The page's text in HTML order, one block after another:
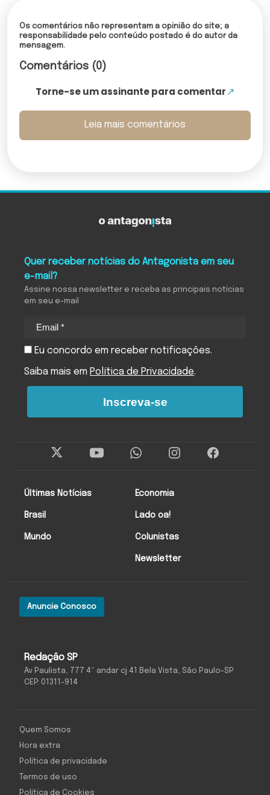
Os comentários não representam a opinião do site; a
responsabilidade pelo conteúdo postado é do autor da
mensagem.
Comentários (0)
Torne-se um assinante para comentar
Leia mais comentários
Redação SP
Av Paulista, 777 4º andar cj 41 Bela Vista, São Paulo-SP
CEP: 01311-914
Anuncie Conosco
Últimas Notícias
Brasil
Mundo
Economia
Lado oa!
Colunistas
Newsletter
Quer receber notícias do Antagonista em seu
e-mail?
Assine nossa newsletter e receba as principais notícias
em seu e-mail
Eu concordo em receber notificações.
Saiba mais em Política de Privacidade.
Inscreva-se
Quem Somos
Hora extra
Política de privacidade
Termos de uso
Política de Cookies